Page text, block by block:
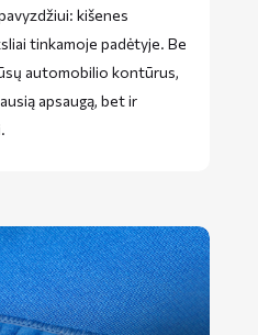
kišenes
tinkamoje padėtyje. Be
automobilio kontūrus,
apsaugą, bet ir